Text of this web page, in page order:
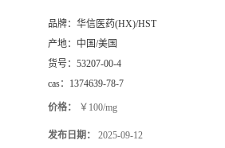
品牌： 华信医药(HX)/HST
产地： 中国/美国
货号： 53207-00-4
cas： 1374639-78-7
价格： ￥100/mg
发布日期： 2025-09-12